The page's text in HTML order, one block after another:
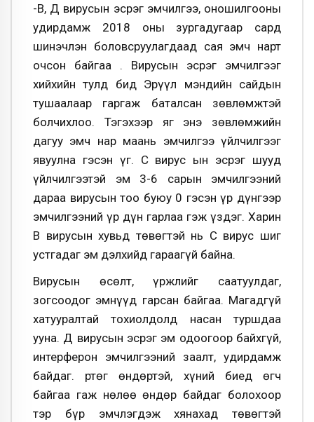
-В, Д вирусын эсрэг эмчилгээ, оношил­гооны
удирдамж 2018 оны зургадугаар сард
шинэчлэн боловс­руулагдаад сая эмч нарт
очсон байгаа . Вирусын эсрэг эмчилгээг
хийхийн тулд бид Эрүүл мэндийн сайдын
тушаалаар гаргаж баталсан зөвлөмжтэй
болчихлоо. Тэгэхээр яг энэ зөвлөмжийн
дагуу эмч нар маань эмчилгээ үйлчилгээг
явуулна гэсэн үг. С вирус ын эсрэг шууд
үйлчилгээтэй эм 3-6 сарын эмчилгээний
дараа вирусын тоо буюу 0 гэсэн үр дүнгээр
эмчилгээний үр дүн гарлаа гэж үздэг. Харин
В вирусын хувьд төвөгтэй нь С вирус шиг
устгадаг эм дэлхийд гараагүй байна.
Вирусын өсөлт, үржлийг саатуулдаг,
зогсоодог эмнүүд гарсан байгаа. Магадгүй
хатууралтай тохиолдолд насан туршдаа
ууна. Д вирусын эсрэг эм одоогоор байхгүй,
интерферон эмчилгээний заалт, удирдамж
байдаг. Өртөг өндөртэй, хүний биед өгч
байгаа гаж нөлөө өндөр байдаг болохоор
тэр бүр эмчлэгдэж хянахад төвөгтэй